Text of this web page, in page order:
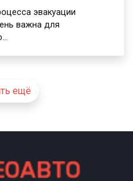
эвакуации
важна для
ещё